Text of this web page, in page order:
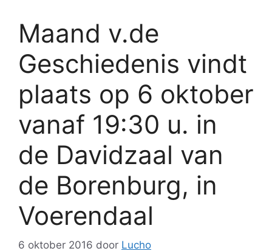
Maand v.de
Geschiedenis vindt
plaats op 6 oktober
vanaf 19:30 u. in
de Davidzaal van
de Borenburg, in
Voerendaal
6 oktober 2016 door Lucho